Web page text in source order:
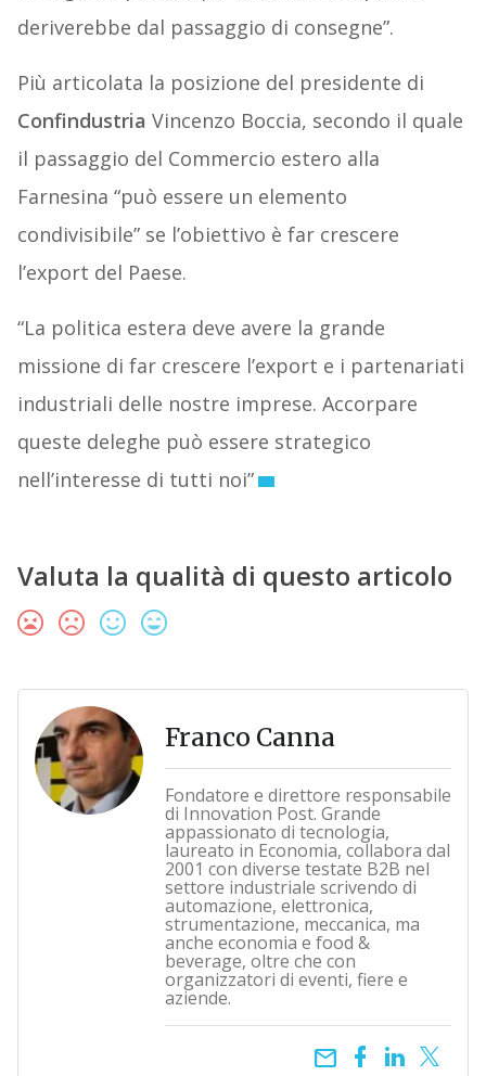
deriverebbe dal passaggio di consegne”.
Più articolata la posizione del presidente di
Confindustria Vincenzo Boccia, secondo il quale
il passaggio del Commercio estero alla
Farnesina “può essere un elemento
condivisibile” se l’obiettivo è far crescere
l’export del Paese.
“La politica estera deve avere la grande
missione di far crescere l’export e i partenariati
industriali delle nostre imprese. Accorpare
queste deleghe può essere strategico
nell’interesse di tutti noi”
Valuta la qualità di questo articolo
Franco Canna
Fondatore e direttore responsabile
di Innovation Post. Grande
appassionato di tecnologia,
laureato in Economia, collabora dal
2001 con diverse testate B2B nel
settore industriale scrivendo di
automazione, elettronica,
strumentazione, meccanica, ma
anche economia e food &
beverage, oltre che con
organizzatori di eventi, fiere e
aziende.
email